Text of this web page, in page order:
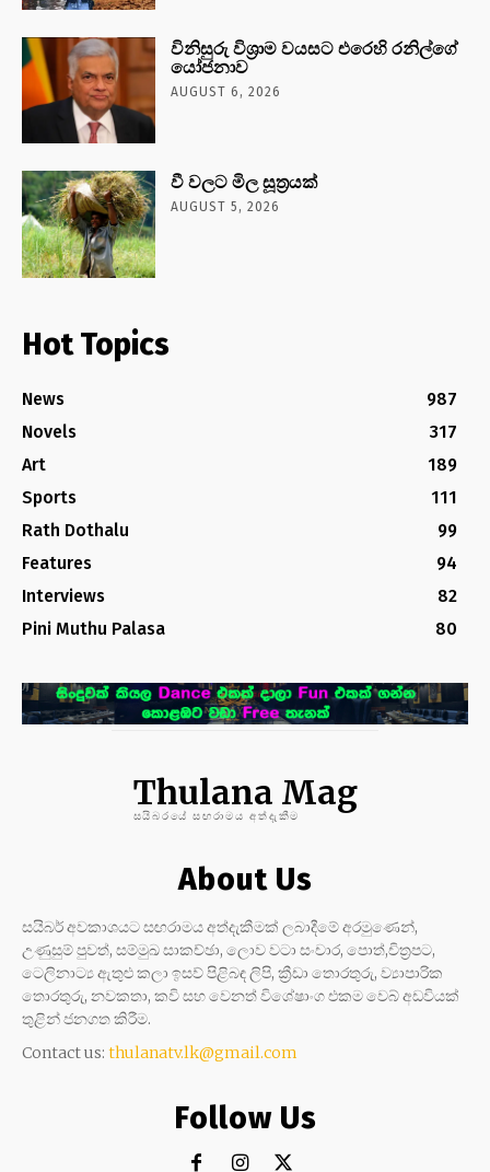
විනිසුරු විශ්‍රාම වයසට එරෙහි රනිල්ගේ
යෝජනාව
AUGUST 6, 2026
වී වලට මිල සූත්‍රයක්
AUGUST 5, 2026
Hot Topics
News
987
Novels
317
Art
189
Sports
111
Rath Dothalu
99
Features
94
Interviews
82
Pini Muthu Palasa
80
Thulana Mag
සයිබරයේ සඟරාමය අත්දැකීම
About Us
සයිබර් අවකාශයට සඟරාමය අත්දැකීමක් ලබාදීමේ අරමුණෙන්,
උණුසුම් පුවත්, සම්මුඛ සාකච්ඡා, ලොව වටා සංචාර, පොත්,චිත්‍රපට,
ටෙලිනාට්‍ය ඇතුළු කලා ඉසව් පිළිබඳ ලිපි, ක්‍රීඩා තොරතුරු, ව්‍යාපාරික
තොරතුරු, නවකතා, කවි සහ වෙනත් විශේෂාංග එකම වෙබ් අඩවියක්
තුළින් ජනගත කිරීම.
Contact us: thulanatv.lk@gmail.com
Follow Us